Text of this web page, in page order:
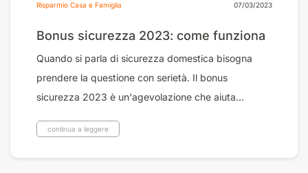
Risparmio Casa e Famiglia 07/03/2023
Bonus sicurezza 2023: come funziona
Quando si parla di sicurezza domestica bisogna
prendere la questione con serietà. Il bonus
sicurezza 2023 è un'agevolazione che aiuta...
continua a leggere